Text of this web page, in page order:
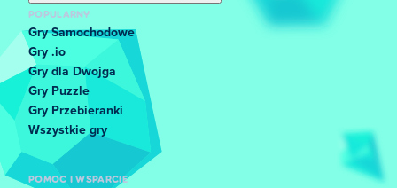
POPULARNY
Gry Samochodowe
Gry .io
Gry dla Dwojga
Gry Puzzle
Gry Przebieranki
Wszystkie gry
POMOC I WSPARCIE